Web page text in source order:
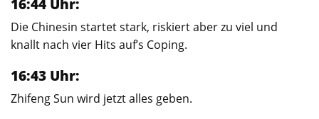
Die Chinesin startet stark, riskiert aber zu viel und
knallt nach vier Hits auf’s Coping.
16:43 Uhr:
Zhifeng Sun wird jetzt alles geben.